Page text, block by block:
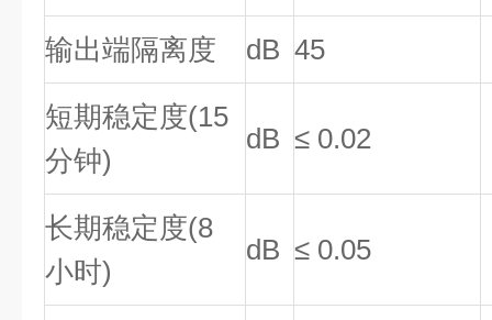
输出端隔离度 dB 45
短期稳定度(15
分钟)
dB ≤ 0.02
长期稳定度(8
小时)
dB ≤ 0.05